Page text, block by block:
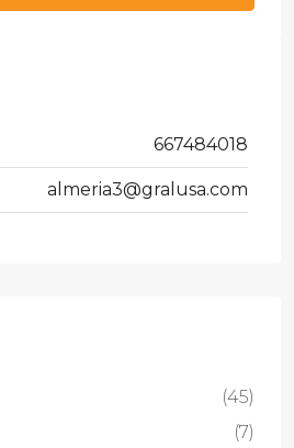
667484018
almeria3@gralusa.com
(45)
(7)